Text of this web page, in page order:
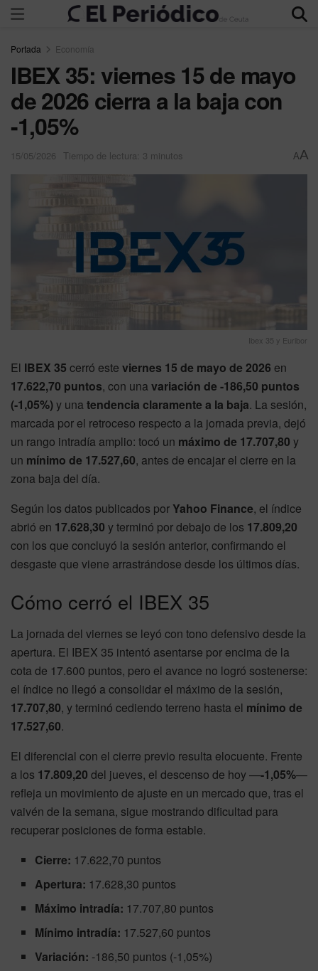
Portada Economía
IBEX 35: viernes 15 de mayo
de 2026 cierra a la baja con
-1,05%
15/05/2026 Tiempo de lectura: 3 minutos AA
Ibex 35 y Euribor
El IBEX 35 cerró este viernes 15 de mayo de 2026 en
17.622,70 puntos, con unavariación de -186,50 puntos
(-1,05%)y unatendencia claramente a la baja. La sesión,
marcada por el retroceso respecto a la jornada previa, dejó
un rango intradía amplio: tocó un máximo de 17.707,80 y
un mínimo de 17.527,60, antes de encajar el cierre en la
zona baja del día.
Según los datos publicados por Yahoo Finance, el índice
abrió en 17.628,30 y terminó por debajo de los 17.809,20
con los que concluyó la sesión anterior, confirmando el
desgaste que viene arrastrándose desde los últimos días.
Cómo cerró el IBEX 35
La jornada del viernes se leyó con tono defensivo desde la
apertura. El IBEX 35 intentó asentarse por encima de la
cota de 17.600 puntos, pero el avance no logró sostenerse:
el índice no llegó a consolidar el máximo de la sesión,
17.707,80, y terminó cediendo terreno hasta el mínimo de
17.527,60.
El diferencial con el cierre previo resulta elocuente. Frente
a los 17.809,20 del jueves, el descenso de hoy —-1,05%—
refleja un movimiento de ajuste en un mercado que, tras el
vaivén de la semana, sigue mostrando dificultad para
recuperar posiciones de forma estable.
Cierre: 17.622,70 puntos
Apertura: 17.628,30 puntos
Máximo intradía: 17.707,80 puntos
Mínimo intradía: 17.527,60 puntos
Variación: -186,50 puntos (-1,05%)